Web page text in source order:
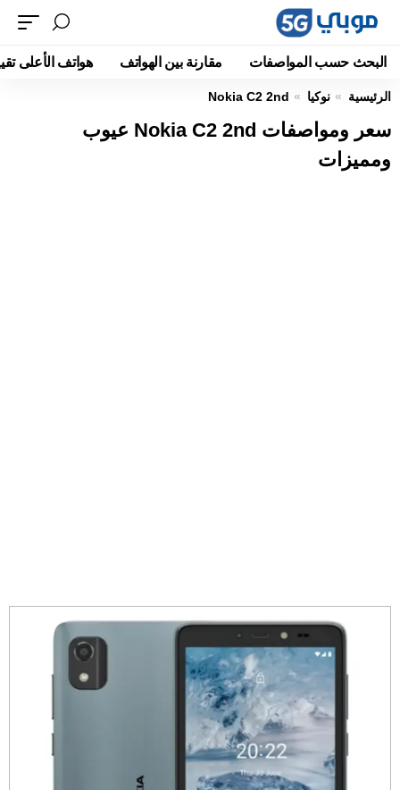
البحث حسب المواصفات مقارنة بين الهواتف هواتف الأعلى
الرئيسية نوكيا Nokia C2 2nd
سعر ومواصفات Nokia C2 2nd عيوب
ومميزات